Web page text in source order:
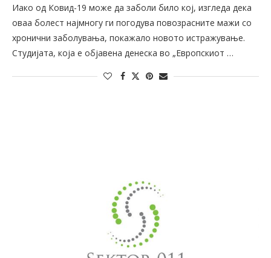
Иако од Ковид-19 може да заболи било кој, изгледа дека
оваа болест најмногу ги погодува повозрасните мажи со
хронични заболувања, покажало новото истражување.
Студијата, која е објавена денеска во „Европскиот …